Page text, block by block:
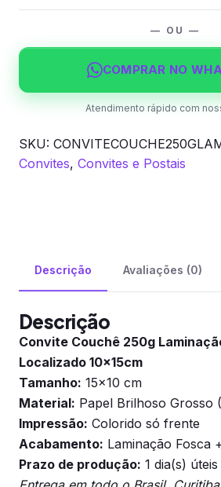
Fosca
Verniz
quantidade
— OU —
COMPRAR NO
Atendimento rápido com
SKU:
Convites, Convites e Postais
Descrição Avaliações (0)
Descrição
Convite Couchê 250g
Localizado 10x15cm
Tamanho: 15×10 cm
Material: Papel Brilhoso Grosso
Impressão: Colorido só frente
Acabamento: Laminação Fosca
Prazo de produção: 1 dia(s) úteis